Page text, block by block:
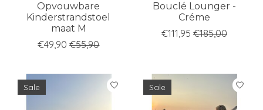
Opvouwbare
Kinderstrandstoel
maat M
€49,90 €55,90
Bouclé Lounger -
Créme
€111,95 €185,00
Sale Sale